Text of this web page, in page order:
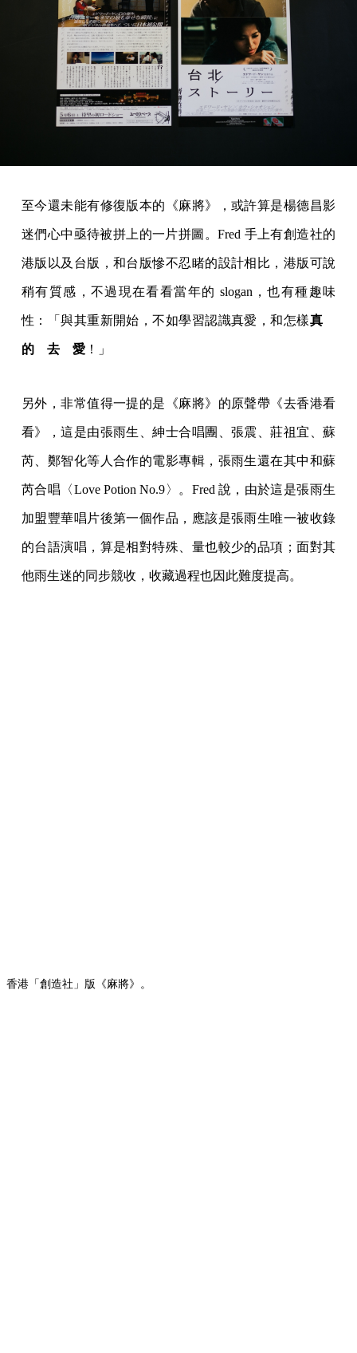
至今還未能有修復版本的《麻將》，或許算是楊德昌影
迷們心中亟待被拼上的一片拼圖。Fred 手上有創造社的
港版以及台版，和台版慘不忍睹的設計相比，港版可說
稍有質感，不過現在看看當年的 slogan，也有種趣味
性：「與其重新開始，不如學習認識真愛，和怎樣真
的 去 愛 ！」
另外，非常值得一提的是《麻將》的原聲帶《去香港看
看》，這是由張雨生、紳士合唱團、張震、莊祖宜、蘇
芮、鄭智化等人合作的電影專輯，張雨生還在其中和蘇
芮合唱〈Love Potion No.9〉。Fred 說，由於這是張雨生
加盟豐華唱片後第一個作品，應該是張雨生唯一被收錄
的台語演唱，算是相對特殊、量也較少的品項；面對其
他雨生迷的同步競收，收藏過程也因此難度提高。
香港「創造社」版《麻將》。